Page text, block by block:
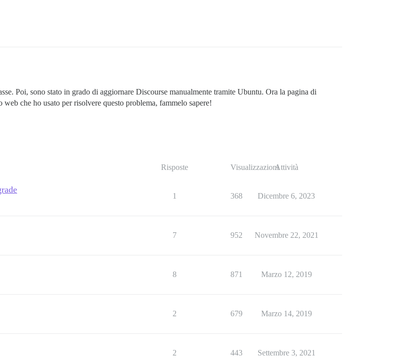
Poi, sono stato in grado di aggiornare Discourse manualmente tramite Ubuntu. Ora la pagina di
che ho usato per risolvere questo problema, fammelo sapere!
Risposte VisualizzazioniAttività
1 368 Dicembre 6, 2023
7 952 Novembre 22, 2021
8 871 Marzo 12, 2019
2 679 Marzo 14, 2019
2 443 Settembre 3, 2021